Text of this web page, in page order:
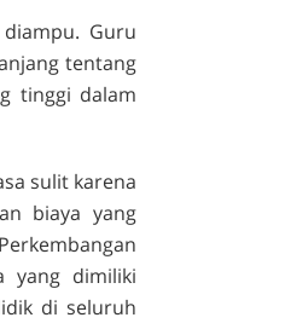
Guru
tentang
tinggi dalam
sulit karena
biaya yang
Perkembangan
yang dimiliki
di seluruh